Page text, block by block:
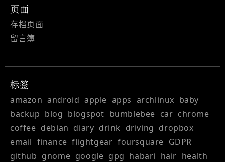
页面
存档页面
留言簿
标签
amazon android apple apps archlinux baby
backup blog blogspot bumblebee car chrome
coffee debian diary drink driving dropbox
email finance flightgear foursquare GDPR
github gnome google gpg habari hair health